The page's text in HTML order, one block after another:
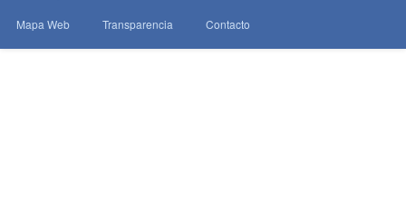
Mapa Web Transparencia Contacto